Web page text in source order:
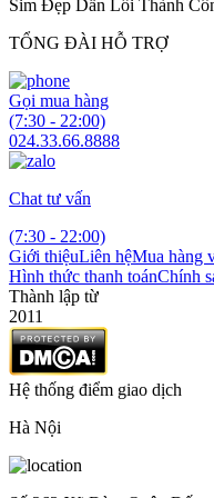
Sim Đẹp Dẫn Lối Thành
TỔNG ĐÀI HỖ TRỢ
Gọi mua hàng
(7:30 - 22:00)
024.33.66.8888
Chat tư vấn
(7:30 - 22:00)
Giới thiệuLiên hệMua hàng
Hình thức thanh toánChính
Thành lập từ
2011
Hệ thống điểm giao dịch
Hà Nội